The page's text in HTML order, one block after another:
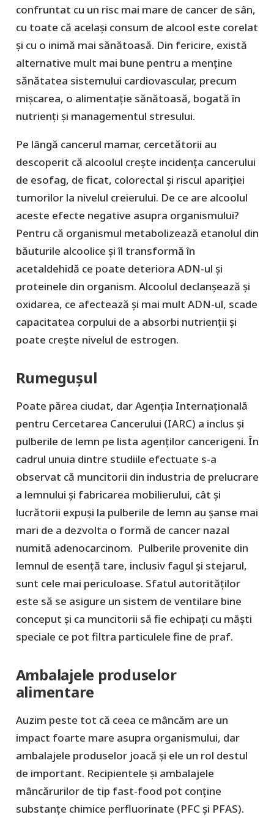
confruntat cu un risc mai mare de cancer de sân,
cu toate că același consum de alcool este corelat
și cu o inimă mai sănătoasă. Din fericire, există
alternative mult mai bune pentru a menține
sănătatea sistemului cardiovascular, precum
mișcarea, o alimentație sănătoasă, bogată în
nutrienți și managementul stresului.
Pe lângă cancerul mamar, cercetătorii au
descoperit că alcoolul crește incidența cancerului
de esofag, de ficat, colorectal și riscul apariției
tumorilor la nivelul creierului. De ce are alcoolul
aceste efecte negative asupra organismului?
Pentru că organismul metabolizează etanolul din
băuturile alcoolice și îl transformă în
acetaldehidă ce poate deteriora ADN-ul și
proteinele din organism. Alcoolul declanșează și
oxidarea, ce afectează și mai mult ADN-ul, scade
capacitatea corpului de a absorbi nutrienții și
poate crește nivelul de estrogen.
Rumegușul
Poate părea ciudat, dar Agenţia Internaţională
pentru Cercetarea Cancerului (IARC) a inclus și
pulberile de lemn pe lista agenților cancerigeni. În
cadrul unuia dintre studiile efectuate s-a
observat că muncitorii din industria de prelucrare
a lemnului și fabricarea mobilierului, cât și
lucrătorii expuși la pulberile de lemn au șanse mai
mari de a dezvolta o formă de cancer nazal
numită adenocarcinom. Pulberile provenite din
lemnul de esență tare, inclusiv fagul și stejarul,
sunt cele mai periculoase. Sfatul autorităților
este să se asigure un sistem de ventilare bine
conceput și ca muncitorii să fie echipați cu măști
speciale ce pot filtra particulele fine de praf.
Ambalajele produselor
alimentare
Auzim peste tot că ceea ce mâncăm are un
impact foarte mare asupra organismului, dar
ambalajele produselor joacă și ele un rol destul
de important. Recipientele și ambalajele
mâncărurilor de tip fast-food pot conține
substanțe chimice perfluorinate (PFC și PFAS).